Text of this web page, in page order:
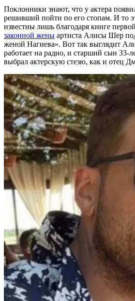
Поклонники знают, что у актера
решивший пойти по его стопам. И то
известны лишь благодаря книге
законной жены артиста Алисы Шер
женой Нагиева». Вот так выглядит
работает на радио, и старший сын 33-
выбрал актерскую стезю, как и отец